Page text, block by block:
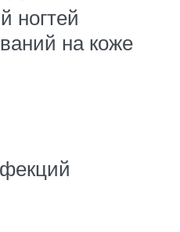
ногтей
на коже